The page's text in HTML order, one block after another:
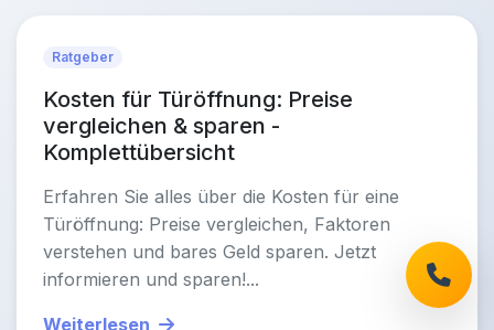
Ratgeber
Kosten für Türöffnung: Preise
vergleichen & sparen -
Komplettübersicht
Erfahren Sie alles über die Kosten für eine
Türöffnung: Preise vergleichen, Faktoren
verstehen und bares Geld sparen. Jetzt
informieren und sparen!...
Weiterlesen